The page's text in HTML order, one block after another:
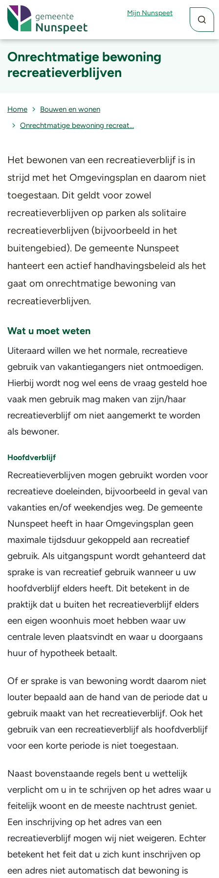
Mijn Nunspeet
Onrechtmatige bewoning
recreatieverblijven
Home
Bouwen en wonen
Onrechtmatige bewoning recreat…
Het bewonen van een recreatieverblijf is in
strijd met het Omgevingsplan en daarom niet
toegestaan. Dit geldt voor zowel
recreatieverblijven op parken als solitaire
recreatieverblijven (bijvoorbeeld in het
buitengebied). De gemeente Nunspeet
hanteert een actief handhavingsbeleid als het
gaat om onrechtmatige bewoning van
recreatieverblijven.
Wat u moet weten
Uiteraard willen we het normale, recreatieve
gebruik van vakantiegangers niet ontmoedigen.
Hierbij wordt nog wel eens de vraag gesteld hoe
vaak men gebruik mag maken van zijn/haar
recreatieverblijf om niet aangemerkt te worden
als bewoner.
Hoofdverblijf
Recreatieverblijven mogen gebruikt worden voor
recreatieve doeleinden, bijvoorbeeld in geval van
vakanties en/of weekendjes weg. De gemeente
Nunspeet heeft in haar Omgevingsplan geen
maximale tijdsduur gekoppeld aan recreatief
gebruik. Als uitgangspunt wordt gehanteerd dat
sprake is van recreatief gebruik wanneer u uw
hoofdverblijf elders heeft. Dit betekent in de
praktijk dat u buiten het recreatieverblijf elders
een eigen woonhuis moet hebben waar uw
centrale leven plaatsvindt en waar u doorgaans
huur of hypotheek betaalt.
Of er sprake is van bewoning wordt daarom niet
louter bepaald aan de hand van de periode dat u
gebruik maakt van het recreatieverblijf. Ook het
gebruik van een recreatieverblijf als hoofdverblijf
voor een korte periode is niet toegestaan.
Naast bovenstaande regels bent u wettelijk
verplicht om u in te schrijven op het adres waar u
feitelijk woont en de meeste nachtrust geniet.
Een inschrijving op het adres van een
recreatieverblijf mogen wij niet weigeren. Echter
betekent het feit dat u zich kunt inschrijven op
een adres niet automatisch dat bewoning is